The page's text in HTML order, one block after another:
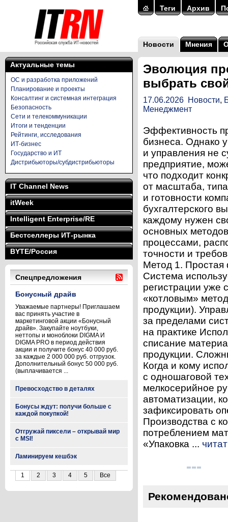
Теги Архив
Новости Мнения
Актуальные темы
ОС и разработка приложений
Планирование и проекты
Консалтинг и системная интеграция
Безопасность
Сети и телекоммуникации
Итоги и тенденции
Рейтинги, исследования
ИТ-бизнес
Государство и ИТ
Дистрибьюторы/субдистрибьюторы
IT Channel News
itWeek
Intelligent Enterprise/RE
Бестселлеры ИТ-рынка
BYTE/Россия
Спецпредложения
Бонусный драйв
Уважаемые партнеры! Приглашаем
вас принять участие в
маркетинговой акции «Бонусный
драйв». Закупайте ноутбуки,
неттопы и моноблоки DIGMA И
DIGMA PRO в период действия
акции и получите бонус 40 000 руб.
за каждые 2 000 000 руб. отгрузок.
Дополнительный бонус 50 000 руб.
(выплачивается ...
Превосходство в деталях
Бонусы ждут: получи больше с
каждой покупкой!
Отгружай пиксели – открывай мир
с MSI!
Ламинируем кешбэк
1 2 3 4 5 Все
Эволюция
выбрать
17.06.2026 Новости,
Менеджмент
Эффективность
бизнеса. Однако
и управления не
предприятие,
что подходит
от масштаба,
и готовности
бухгалтерского
каждому нужен
основных
процессами,
точности и
Метод 1. Простая
Система
регистрации уже
«котловым»
продукции).
за пределами
на практике
списание
продукции.
Когда и кому
с одношаговой
мелкосерийное
автоматизации,
зафиксировать
Производства с
потреблением
«Упаковка ...